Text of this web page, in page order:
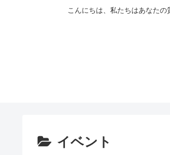
こんにちは、私たちはあなた
イベント